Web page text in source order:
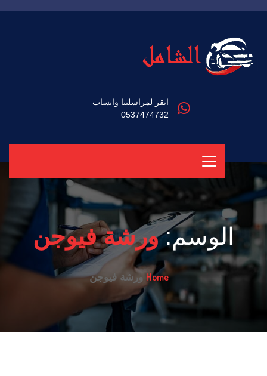
انقر لمراسلتنا واتساب
0537474732
الوسم:ورشة فيوجن
Home ورشة فيوجن